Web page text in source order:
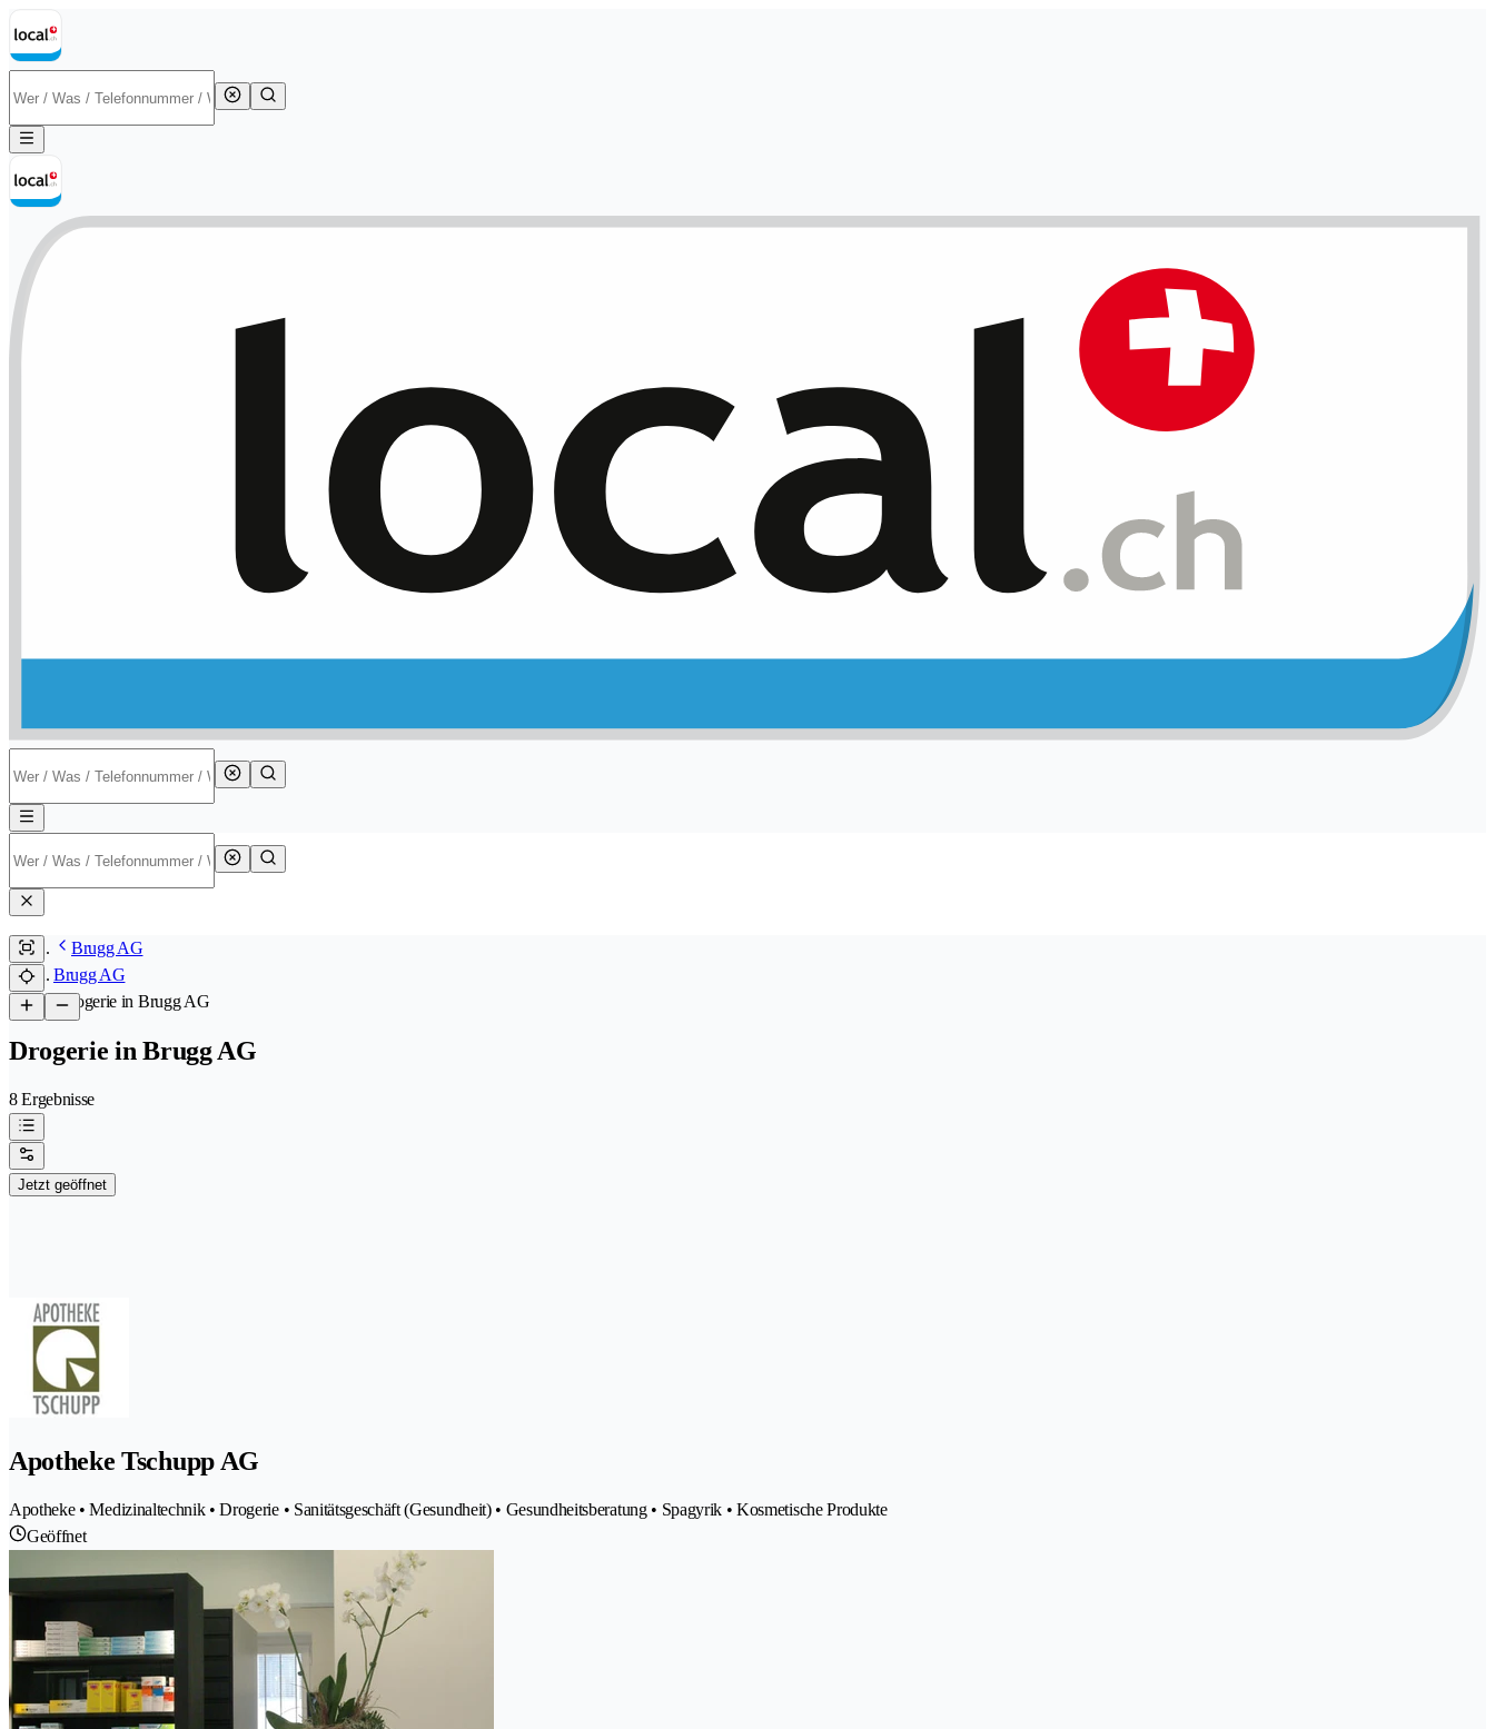
Brugg AG
Brugg AG
/Drogerie in Brugg AG
Drogerie in Brugg AG
8 Ergebnisse
Jetzt geöffnet
Apotheke Tschupp AG
Apotheke • Medizinaltechnik • Drogerie • Sanitätsgeschäft (Gesundheit) • Gesundheitsberatung • Spagyrik • Kosmetische Produkte
Geöffnet